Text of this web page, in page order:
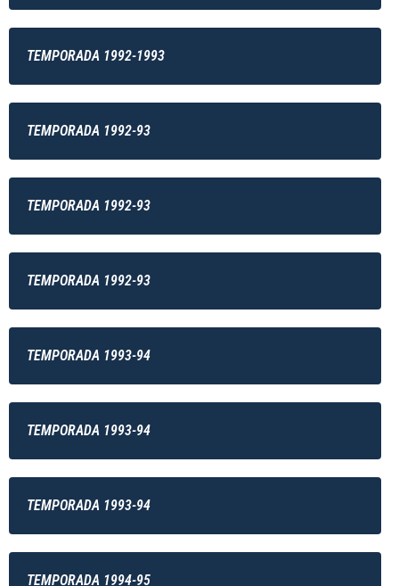
TEMPORADA 1992-1993
TEMPORADA 1992-93
TEMPORADA 1992-93
TEMPORADA 1992-93
TEMPORADA 1993-94
TEMPORADA 1993-94
TEMPORADA 1993-94
TEMPORADA 1994-95